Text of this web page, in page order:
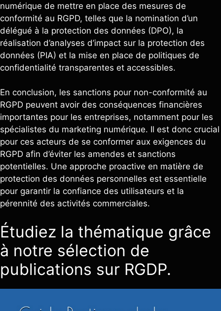
numérique de mettre en place des mesures de
conformité au RGPD, telles que la nomination d’un
délégué à la protection des données (DPO), la
réalisation d’analyses d’impact sur la protection des
données (PIA) et la mise en place de politiques de
confidentialité transparentes et accessibles.
En conclusion, les sanctions pour non-conformité au
RGPD peuvent avoir des conséquences financières
importantes pour les entreprises, notamment pour les
spécialistes du marketing numérique. Il est donc crucial
pour ces acteurs de se conformer aux exigences du
RGPD afin d’éviter les amendes et sanctions
potentielles. Une approche proactive en matière de
protection des données personnelles est essentielle
pour garantir la confiance des utilisateurs et la
pérennité des activités commerciales.
Étudiez la thématique grâce
à notre sélection de
publications sur RGDP.